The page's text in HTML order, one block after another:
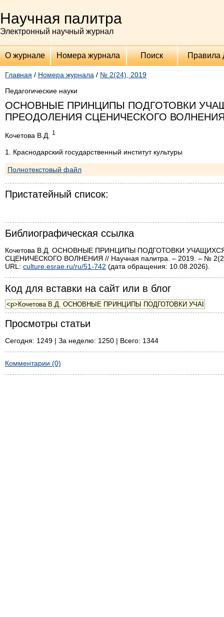
Научная палитра
Электронный научный журнал
О журнале Номера журнала Поиск Правила
Главная / Номера журнала / № 2(24), 2019
Педагогические науки
ОСНОВНЫЕ ПРИНЦИПЫ ПОДГОТОВКИ
ПРЕОДОЛЕНИЯ СЦЕНИЧЕСКОГО
Кочетова В.Д. 1
1. Краснодарский государственный институт культуры
Полнотекстовый файл
Пристатейный список:
Библиографическая ссылка
Кочетова В.Д. ОСНОВНЫЕ ПРИНЦИПЫ ПОДГОТОВКИ
СЦЕНИЧЕСКОГО ВОЛНЕНИЯ // Научная палитра. – 2019. – №
URL: culture.esrae.ru/ru/51-742 (дата обращения: 10.08.2026).
Код для вставки на сайт или в блог
Просмотры статьи
Сегодня: 1249 | За неделю: 1250 | Всего: 1344
Комментарии (0)